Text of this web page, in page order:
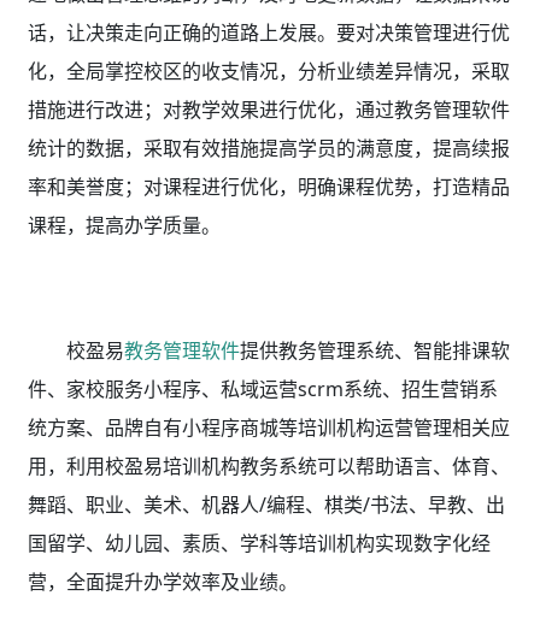
话，让决策走向正确的道路上发展。要对决策管理进行优
化，全局掌控校区的收支情况，分析业绩差异情况，采取
措施进行改进；对教学效果进行优化，通过教务管理软件
统计的数据，采取有效措施提高学员的满意度，提高续报
率和美誉度；对课程进行优化，明确课程优势，打造精品
课程，提高办学质量。
校盈易教务管理软件提供教务管理系统、智能排课软
件、家校服务小程序、私域运营scrm系统、招生营销系
统方案、品牌自有小程序商城等培训机构运营管理相关应
用，利用校盈易培训机构教务系统可以帮助语言、体育、
舞蹈、职业、美术、机器人/编程、棋类/书法、早教、出
国留学、幼儿园、素质、学科等培训机构实现数字化经
营，全面提升办学效率及业绩。